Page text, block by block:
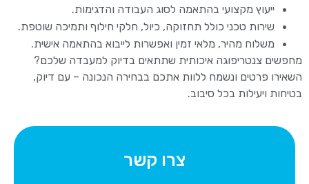
ייעוץ מקצועי בהתאמה לסוג העבודה והדגימות.
שירות טכני כולל תחזוקה, כיול, חלקי חילוף ותמיכה שוטפת.
משלוח מהיר, מלאי זמין ואפשרות לייבוא בהתאמה אישית.
מחפשים צנטריפוגה איכותית שתתאים בדיוק למעבדה שלכם?
השאירו פרטים ונשמח ללוות אתכם בבחירה הנכונה – עם דיוק,
בטיחות ויעילות בכל סיבוב.
צרו קשר